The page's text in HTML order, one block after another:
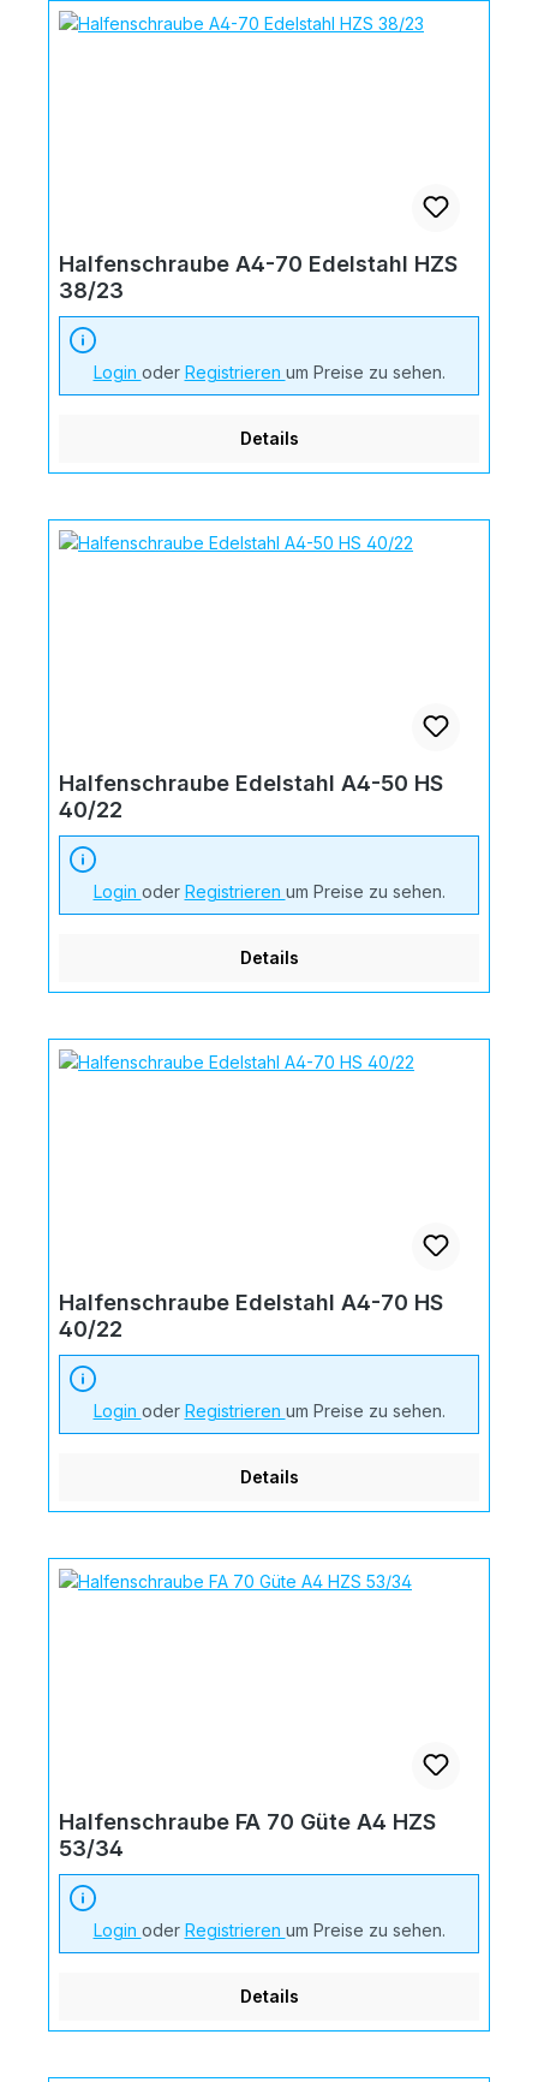
Halfenschraube A4-70 Edelstahl HZS
38/23
Login oder Registrieren um Preise zu sehen.
Details
Halfenschraube Edelstahl A4-50 HS
40/22
Login oder Registrieren um Preise zu sehen.
Details
Halfenschraube Edelstahl A4-70 HS
40/22
Login oder Registrieren um Preise zu sehen.
Details
Halfenschraube FA 70 Güte A4 HZS
53/34
Login oder Registrieren um Preise zu sehen.
Details